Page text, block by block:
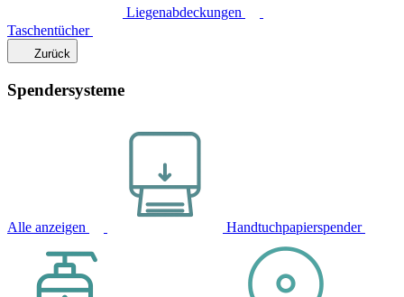
Liegenabdeckungen
Taschentücher
Zurück
Spendersysteme
Alle anzeigen Handtuchpapierspender